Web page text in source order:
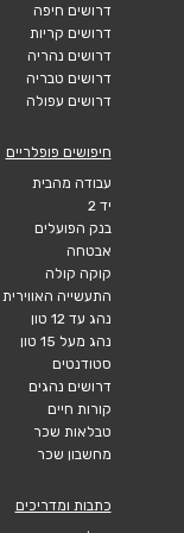
דרושים חיפה
דרושים קריות
דרושים נהריה
דרושים טבריה
דרושים עפולה
חיפושים פופלריים
עבודה מהבית
יד 2
בנק הפועלים
אבטחה
קוקה קולה
התעשייה האווירית
נהג עד 12 טון
נהג מעל 15 טון
סטודנטים
דרושים נהגים
קורות חיים
טבלאות שכר
מחשבון שכר
כתבות ומדריכים